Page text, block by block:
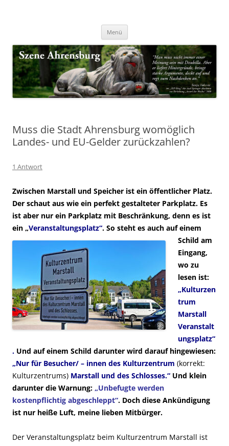
Szene Ahrensburg
Menü
Muss die Stadt Ahrensburg womöglich
Landes- und EU-Gelder zurückzahlen?
1 Antwort
Zwischen Marstall und Speicher ist ein öffentlicher Platz.
Der schaut aus wie ein perfekt gestalteter Parkplatz. Es
ist aber nur ein Parkplatz mit Beschränkung, denn es ist
ein „Veranstaltungsplatz“. So steht es auch aufeinem
Schild am
Eingang,
wo zu
lesen ist:
„Kulturzen
trum
Marstall
Veranstalt
ungsplatz“
. Und auf einem Schild darunter wird darauf hingewiesen:
„Nur für Besucher/ – innen des Kulturzentrum (korrekt:
Kulturzentrums) Marstall und des Schlosses.“ Und klein
darunter die Warnung: „Unbefugte werden
kostenpflichtig abgeschleppt“. Doch diese Ankündigung
ist nur heiße Luft, meine lieben Mitbürger.
Der Veranstaltungsplatz beim Kulturzentrum Marstall ist